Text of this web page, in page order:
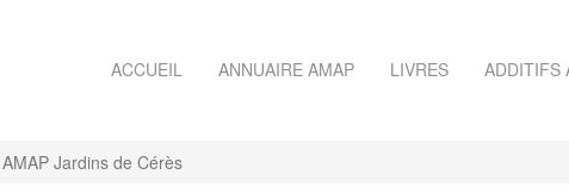
ACCUEIL ANNUAIRE AMAP LIVRES ADDITIFS
AMAP Jardins de Cérès